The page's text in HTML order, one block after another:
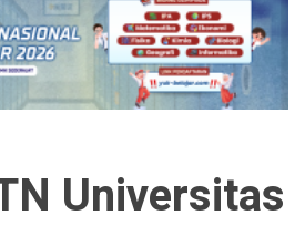
Universitas